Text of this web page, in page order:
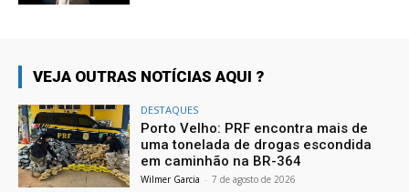
VEJA OUTRAS NOTÍCIAS AQUI ?
DESTAQUES
Porto Velho: PRF encontra mais de
uma tonelada de drogas escondida
em caminhão na BR-364
Wilmer Garcia - 7 de agosto de 2026